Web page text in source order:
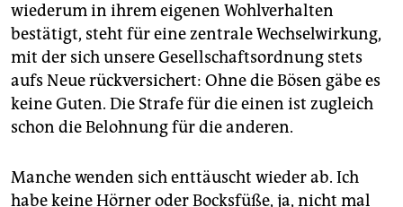
wiederum in ihrem eigenen Wohlverhalten
bestätigt, steht für eine zentrale Wechselwirkung,
mit der sich unsere Gesellschaftsordnung stets
aufs Neue rückversichert: Ohne die Bösen gäbe es
keine Guten. Die Strafe für die einen ist zugleich
schon die Belohnung für die anderen.
Manche wenden sich enttäuscht wieder ab. Ich
habe keine Hörner oder Bocksfüße, ja, nicht mal